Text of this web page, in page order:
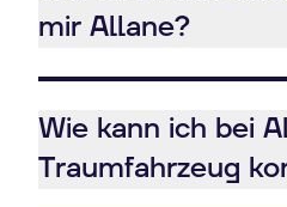
mir Allane?
Wie kann ich bei
Traumfahrzeug